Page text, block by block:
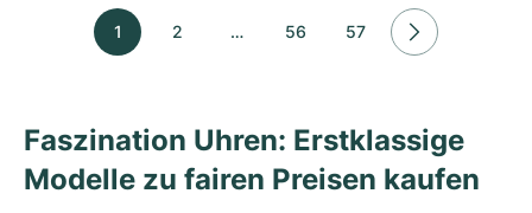
1 2 … 56 57
Faszination Uhren: Erstklassige
Modelle zu fairen Preisen kaufen